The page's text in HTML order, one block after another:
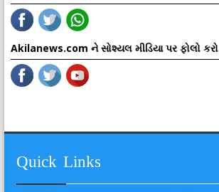
Akilanews.com ને સોશ્યલ મીડિયા પર ફોલો કરો
Quick Links